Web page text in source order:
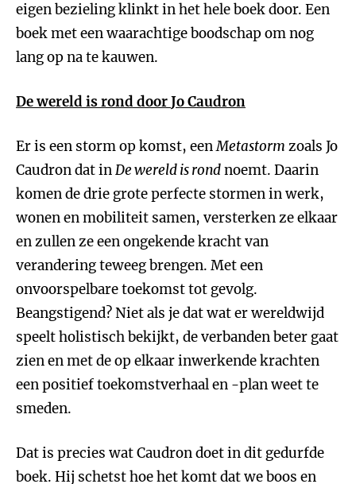
eigen bezieling klinkt in het hele boek door. Een
boek met een waarachtige boodschap om nog
lang op na te kauwen.
De wereld is rond doorJo Caudron
Er is een storm op komst, eenMetastorm zoals Jo
Caudron dat inDe wereld is rondnoemt. Daarin
komen de drie grote perfecte stormen in werk,
wonen en mobiliteit samen, versterken ze elkaar
en zullen ze een ongekende kracht van
verandering teweeg brengen. Met een
onvoorspelbare toekomst tot gevolg.
Beangstigend? Niet als je dat wat er wereldwijd
speelt holistisch bekijkt, de verbanden beter gaat
zien en met de op elkaar inwerkende krachten
een positief toekomstverhaal en -plan weet te
smeden.
Dat is precies wat Caudron doet in dit gedurfde
boek. Hij schetst hoe het komt dat we boos en